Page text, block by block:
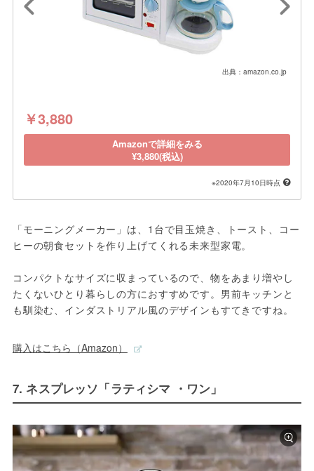
出典：amazon.co.jp
￥3,880
Amazonで詳細をみる
¥3,880(税込)
※2020年7月10日時点
「モーニングメーカー」は、1台で目玉焼き、トースト、コー
ヒーの朝食セットを作り上げてくれる未来型家電。
コンパクトなサイズに収まっているので、物をあまり増やし
たくないひとり暮らしの方におすすめです。男前キッチンと
も馴染む、インダストリアル風のデザインもすてきですね。
購入はこちら（Amazon）
7. ネスプレッソ「ラティシマ ・ワン」